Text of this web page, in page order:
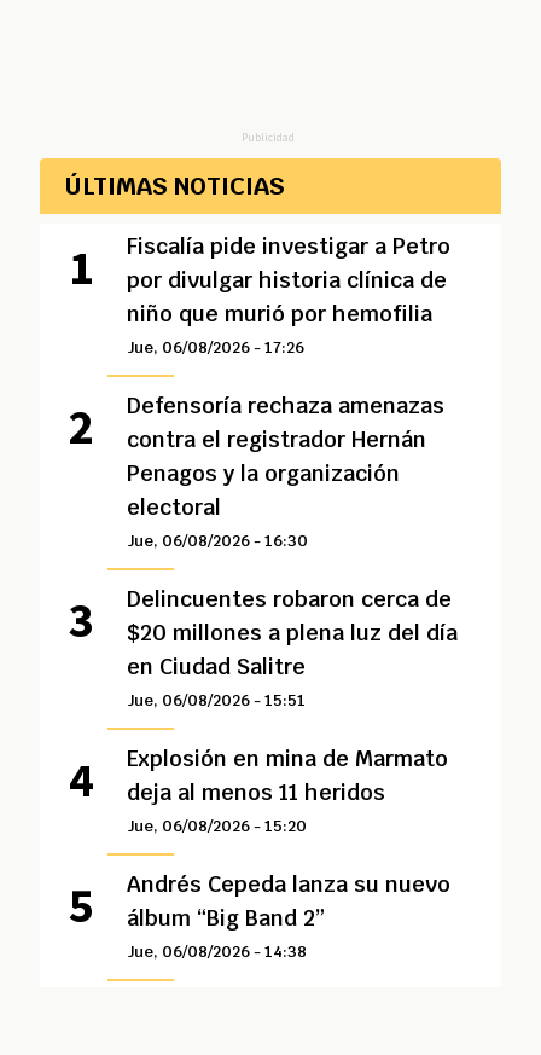
Publicidad
ÚLTIMAS NOTICIAS
Fiscalía pide investigar a Petro
por divulgar historia clínica de
niño que murió por hemofilia
Jue, 06/08/2026 - 17:26
Defensoría rechaza amenazas
contra el registrador Hernán
Penagos y la organización
electoral
Jue, 06/08/2026 - 16:30
Delincuentes robaron cerca de
$20 millones a plena luz del día
en Ciudad Salitre
Jue, 06/08/2026 - 15:51
Explosión en mina de Marmato
deja al menos 11 heridos
Jue, 06/08/2026 - 15:20
Andrés Cepeda lanza su nuevo
álbum “Big Band 2”
Jue, 06/08/2026 - 14:38